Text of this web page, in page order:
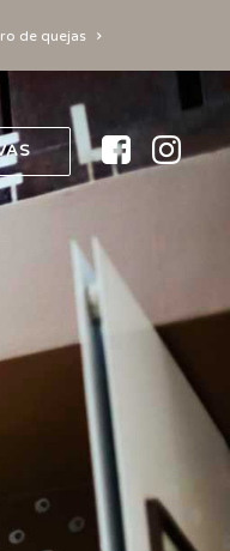
de quejas